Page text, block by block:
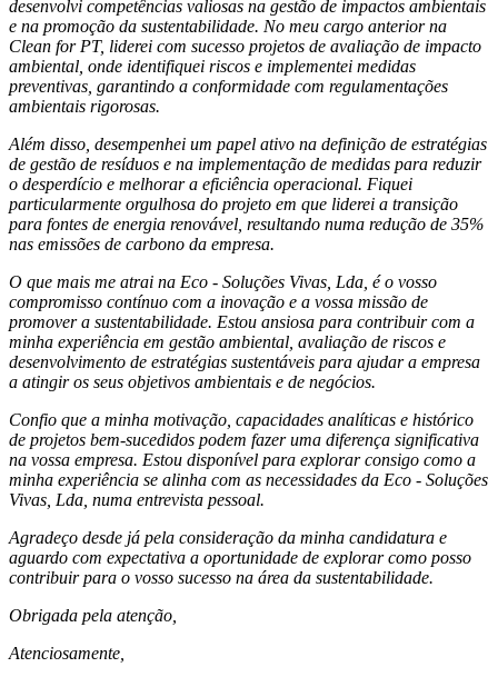
desenvolvi competências valiosas na gestão de impactos ambientais
e na promoção da sustentabilidade. No meu cargo anterior na
Clean for PT, liderei com sucesso projetos de avaliação de impacto
ambiental, onde identifiquei riscos e implementei medidas
preventivas, garantindo a conformidade com regulamentações
ambientais rigorosas.
Além disso, desempenhei um papel ativo na definição de estratégias
de gestão de resíduos e na implementação de medidas para reduzir
o desperdício e melhorar a eficiência operacional. Fiquei
particularmente orgulhosa do projeto em que liderei a transição
para fontes de energia renovável, resultando numa redução de 35%
nas emissões de carbono da empresa.
O que mais me atrai na Eco - Soluções Vivas, Lda, é o vosso
compromisso contínuo com a inovação e a vossa missão de
promover a sustentabilidade. Estou ansiosa para contribuir com a
minha experiência em gestão ambiental, avaliação de riscos e
desenvolvimento de estratégias sustentáveis para ajudar a empresa
a atingir os seus objetivos ambientais e de negócios.
Confio que a minha motivação, capacidades analíticas e histórico
de projetos bem-sucedidos podem fazer uma diferença significativa
na vossa empresa. Estou disponível para explorar consigo como a
minha experiência se alinha com as necessidades da Eco - Soluções
Vivas, Lda, numa entrevista pessoal.
Agradeço desde já pela consideração da minha candidatura e
aguardo com expectativa a oportunidade de explorar como posso
contribuir para o vosso sucesso na área da sustentabilidade.
Obrigada pela atenção,
Atenciosamente,